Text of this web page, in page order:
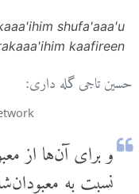
shufa'aaa'u
kaafireen
حسین تاجی گله داری:
و برای آن‌ها از
نسبت به